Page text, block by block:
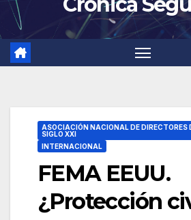
ASOCIACIÓN NACIONAL DE DIRECTORES
SIGLO XXI
INTERNACIONAL
FEMA EEUU.
¿Protección